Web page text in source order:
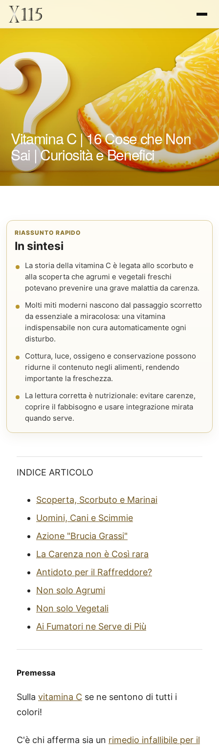
Vitamina C | 16 Cose che Non
Sai | Curiosità e Benefici
RIASSUNTO RAPIDO
In sintesi
La storia della vitamina C è legata allo scorbuto e
alla scoperta che agrumi e vegetali freschi
potevano prevenire una grave malattia da carenza.
Molti miti moderni nascono dal passaggio scorretto
da essenziale a miracolosa: una vitamina
indispensabile non cura automaticamente ogni
disturbo.
Cottura, luce, ossigeno e conservazione possono
ridurne il contenuto negli alimenti, rendendo
importante la freschezza.
La lettura corretta è nutrizionale: evitare carenze,
coprire il fabbisogno e usare integrazione mirata
quando serve.
INDICE ARTICOLO
Scoperta, Scorbuto e Marinai
Uomini, Cani e Scimmie
Azione "Brucia Grassi"
La Carenza non è Così rara
Antidoto per il Raffreddore?
Non solo Agrumi
Non solo Vegetali
Ai Fumatori ne Serve di Più
Premessa
Sulla vitamina C se ne sentono di tutti i
colori!
C'è chi afferma sia un rimedio infallibile per il